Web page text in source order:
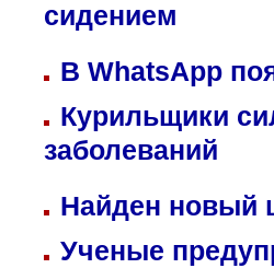
сидением
В WhatsApp
Курильщики
заболеваний
Найден
Ученые